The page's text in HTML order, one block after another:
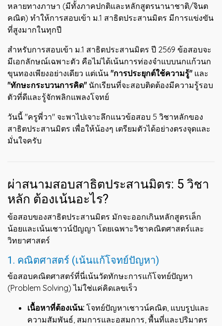
หลายทางภาษา (มีทั้งภาคปกติและหลักสูตรนานาชาติ/จินต
คณิต) ทำให้การสอบเข้า ม.1 สาธิตประสานมิตร มีการแข่งขัน
ที่สูงมากในทุกปี
สำหรับการสอบเข้า ม.1 สาธิตประสานมิตร ปี 2569 ข้อสอบจะ
มีเอกลักษณ์เฉพาะตัว คือไม่ได้เน้นการท่องจำแบบนกแก้วนก
ขุนทองเพียงอย่างเดียว แต่เน้น "การประยุกต์ใช้ความรู้" และ
"ทักษะกระบวนการคิด" นักเรียนที่จะสอบติดต้องมีความรู้รอบ
ตัวที่ดีและรู้จักพลิกแพลงโจทย์
วันนี้ "ครูพี่วา" จะพาไปเจาะลึกแนวข้อสอบ 5 วิชาหลักของ
สาธิตประสานมิตร เพื่อให้น้องๆ เตรียมตัวได้อย่างตรงจุดและ
มั่นใจครับ
ผ่าสนามสอบสาธิตประสานมิตร: 5 วิชา
หลัก ต้องเน้นอะไร?
ข้อสอบของสาธิตประสานมิตร มักจะออกเกินหลักสูตรเล็ก
น้อยและเน้นเชาวน์ปัญญา โดยเฉพาะวิชาคณิตศาสตร์และ
วิทยาศาสตร์
1. คณิตศาสตร์ (เน้นแก้โจทย์ปัญหา)
ข้อสอบคณิตศาสตร์ที่นี่เน้นวัดทักษะการแก้โจทย์ปัญหา
(Problem Solving) ไม่ใช่แค่คิดเลขเร็ว
เนื้อหาที่ต้องเน้น: โจทย์ปัญหาเชาวน์คณิต, แบบรูปและ
ความสัมพันธ์, สมการและอสมการ, พื้นที่และปริมาตร